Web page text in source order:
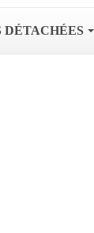
DÉTACHÉES